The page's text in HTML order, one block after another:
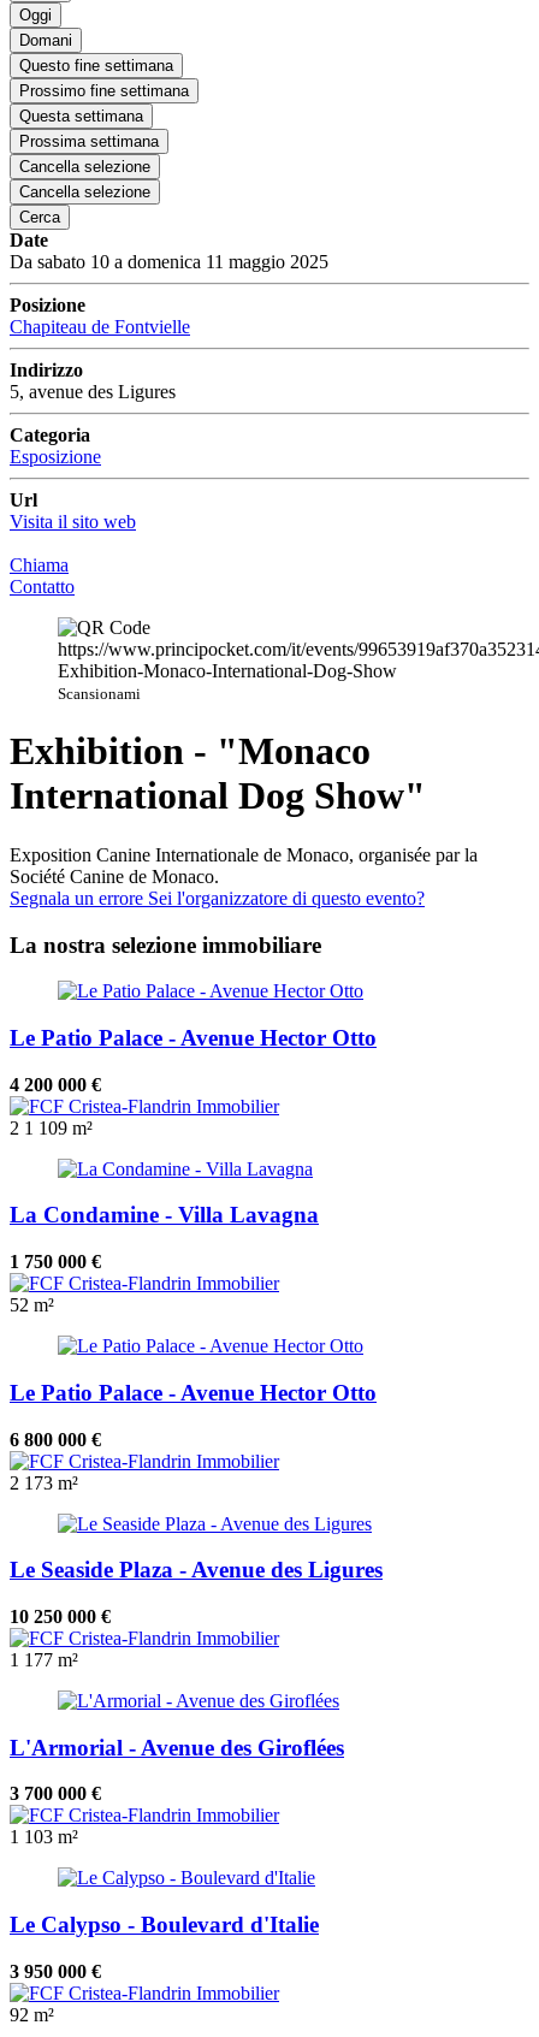
Oggi
Domani
Questo fine settimana
Prossimo fine settimana
Questa settimana
Prossima settimana
Cancella selezione
Cancella selezione
Cerca
Date
Da sabato 10 a domenica 11 maggio 2025
Posizione
Chapiteau de Fontvielle
Indirizzo
5, avenue des Ligures
Categoria
Esposizione
Url
Visita il sito web
Chiama
Contatto
Scansionami
Exhibition - "Monaco
International Dog Show"
Exposition Canine Internationale de Monaco, organisée par la
Société Canine de Monaco.
Segnala un errore Sei l'organizzatore di questo evento?
La nostra selezione immobiliare
Le Patio Palace - Avenue Hector Otto
4 200 000 €
2 1 109 m²
La Condamine - Villa Lavagna
1 750 000 €
52 m²
Le Patio Palace - Avenue Hector Otto
6 800 000 €
2 173 m²
Le Seaside Plaza - Avenue des Ligures
10 250 000 €
1 177 m²
L'Armorial - Avenue des Giroflées
3 700 000 €
1 103 m²
Le Calypso - Boulevard d'Italie
3 950 000 €
92 m²